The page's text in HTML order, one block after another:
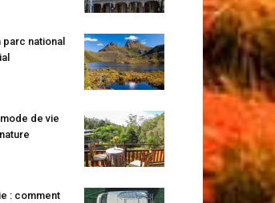
parc national
de vie
: comment